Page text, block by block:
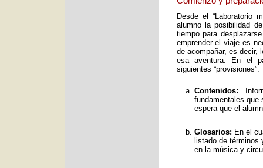
Desde el “Laboratorio
alumno la posibilidad
tiempo para
emprender el viaje es
de acompañar, es decir,
esa aventura. En el
siguientes “provisiones”:
Contenidos:
fundamentales que
espera que el
Glosarios: En el
listado de
en la música y